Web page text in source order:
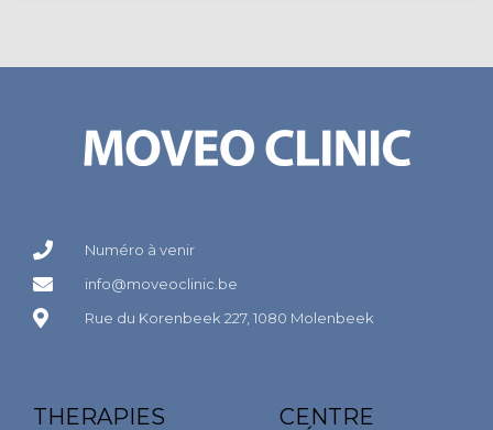
Numéro à venir
info@moveoclinic.be
Rue du Korenbeek 227, 1080 Molenbeek
THERAPIES
CENTRE